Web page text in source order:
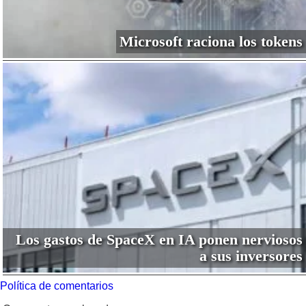
Microsoft raciona los tokens
Los gastos de SpaceX en IA ponen nerviosos
a sus inversores
Política de comentarios